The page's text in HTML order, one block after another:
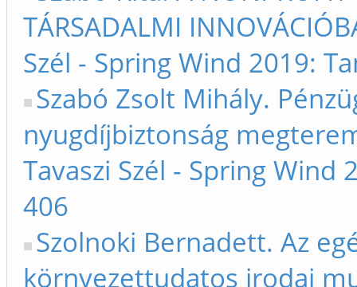
TÁRSADALMI
Szél - Spring Wind 2019:
Szabó Zsolt Mihály.
nyugdíjbiztonság
Tavaszi Szél - Spring
406
Szolnoki Bernadett. Az
környezettudatos irodai